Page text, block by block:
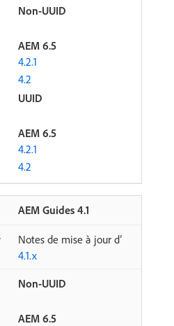
Non-UUID
AEM 6.5
4.2.1
4.2
UUID
AEM 6.5
4.2.1
4.2
AEM Guides 4.1
Notes de mise à jour d’
4.1.x
Non-UUID
AEM 6.5